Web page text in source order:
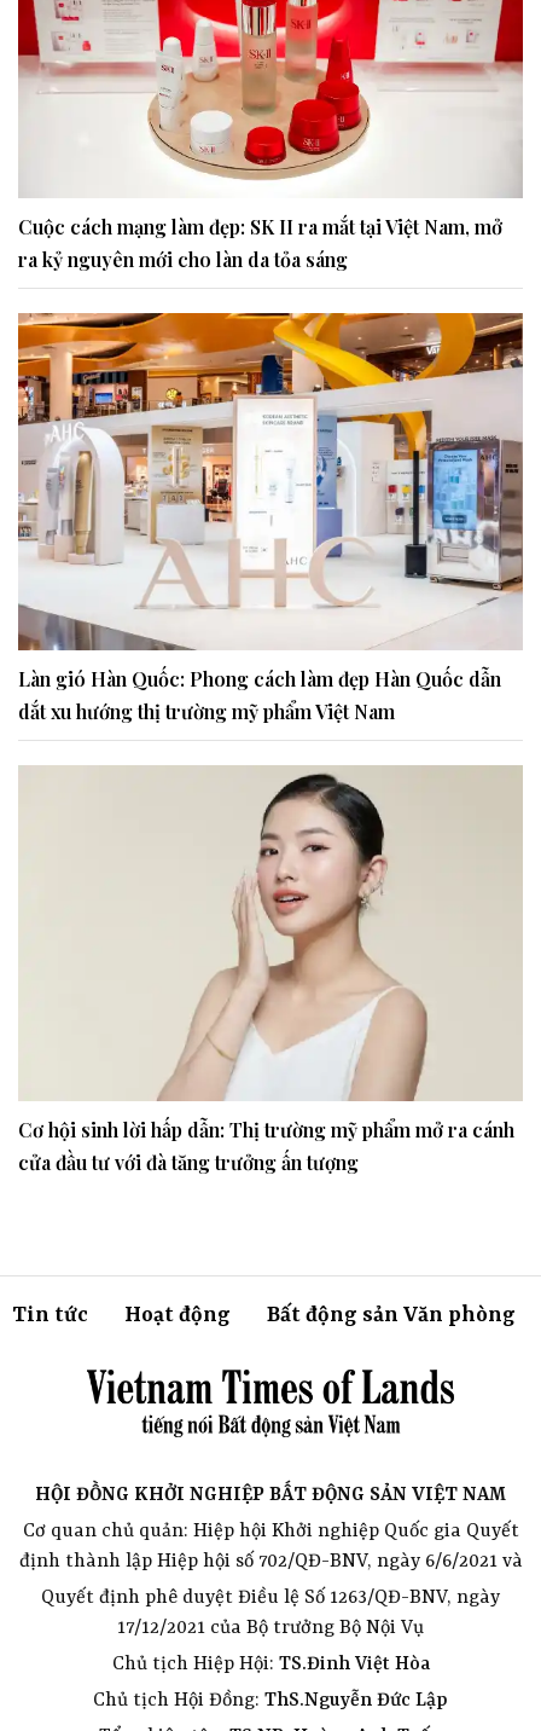
Cuộc cách mạng làm đẹp: SK II ra mắt tại Việt Nam, mở
ra kỷ nguyên mới cho làn da tỏa sáng
Làn gió Hàn Quốc: Phong cách làm đẹp Hàn Quốc dẫn
dắt xu hướng thị trường mỹ phẩm Việt Nam
Cơ hội sinh lời hấp dẫn: Thị trường mỹ phẩm mở ra cánh
cửa đầu tư với đà tăng trưởng ấn tượng
Tin tức Hoạt động Bất động sản Văn phòng
HỘI ĐỒNG KHỞI NGHIỆP BẤT ĐỘNG SẢN VIỆT NAM
Cơ quan chủ quản: Hiệp hội Khởi nghiệp Quốc gia Quyết
định thành lập Hiệp hội số 702/QĐ-BNV, ngày 6/6/2021 và
Quyết định phê duyệt Điều lệ Số 1263/QĐ-BNV, ngày
17/12/2021 của Bộ trưởng Bộ Nội Vụ
Chủ tịch Hiệp Hội: TS.Đinh Việt Hòa
Chủ tịch Hội Đồng: ThS.Nguyễn Đức Lập